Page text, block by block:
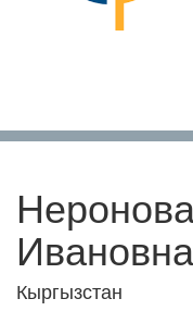
Ивановна
Кыргызстан